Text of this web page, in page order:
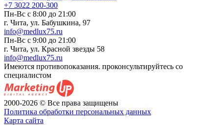
+7 3022 200-300
Пн-Вс с 8:00 до 21:00
г. Чита, ул. Бабушкина, 97
info@medlux75.ru
Пн-Вс с 9:00 до 21:00
г. Чита, ул. Красной звезды 58
info@medlux75.ru
Имеются противопоказания. проконсультируйтесь со
специалистом
2000-2026 © Все права защищены
Политика обработки персональных данных
Карта сайта